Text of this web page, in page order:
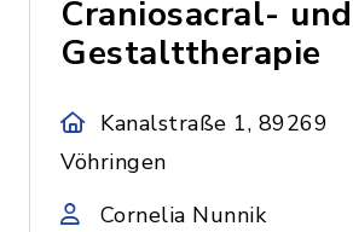
Craniosacral- und
Gestalttherapie
Kanalstraße 1, 89269
Vöhringen
Cornelia Nunnik